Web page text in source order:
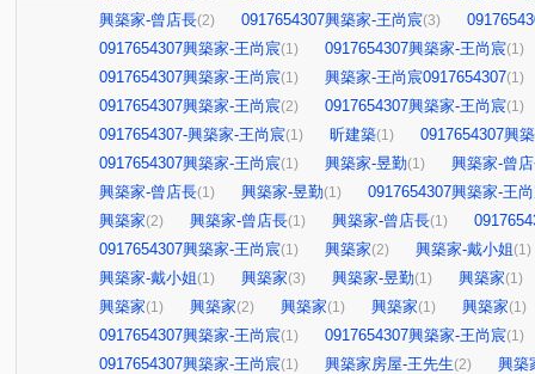
興築家-曾店長(2) 0917654307興築家-王尚宸(3)
0917654307興築家-王尚宸(1) 0917654307興築家-王尚宸(1)
0917654307興築家-王尚宸(1) 興築家-王尚宸0917654307(1)
0917654307興築家-王尚宸(2) 0917654307興築家-王尚宸(1)
0917654307-興築家-王尚宸(1) 昕建築(1)
0917654307興
0917654307興築家-王尚宸(1) 興築家-昱勤(1)
興築家-曾
興築家-曾店長(1) 興築家-昱勤(1)
0917654307興築家-王
興築家(2) 興築家-曾店長(1) 興築家-曾店長(1)
0917654307興築家-王尚宸(1) 興築家(2) 興築家-戴小姐(1)
興築家-戴小姐(1) 興築家(3) 興築家-昱勤(1) 興築家(1)
興築家(1) 興築家(2) 興築家(1) 興築家(1) 興築家(1)
0917654307興築家-王尚宸(1) 0917654307興築家-王尚宸(1)
0917654307興築家-王尚宸(1) 興築家房屋-王先生(2)
興築